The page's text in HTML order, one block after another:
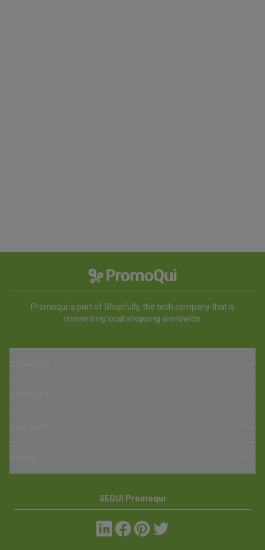
Promoqui is part of Shopfully, the tech company that is
reinventing local shopping worldwide.
SEGUI Promoqui